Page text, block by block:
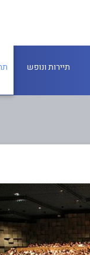
תיירות ונופש